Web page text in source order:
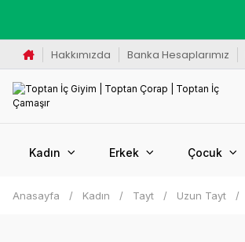
Hakkımızda Banka Hesaplarımız
Kadın Erkek Çocuk
Anasayfa Kadın Tayt Uzun Tayt